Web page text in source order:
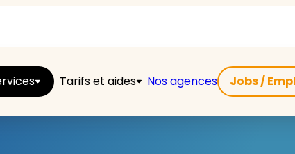
Tarifs et aides Nos agences Jobs /